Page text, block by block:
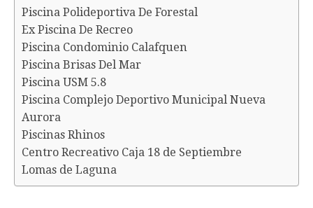
Piscina Polideportiva De Forestal
Ex Piscina De Recreo
Piscina Condominio Calafquen
Piscina Brisas Del Mar
Piscina USM 5.8
Piscina Complejo Deportivo Municipal Nueva
Aurora
Piscinas Rhinos
Centro Recreativo Caja 18 de Septiembre
Lomas de Laguna